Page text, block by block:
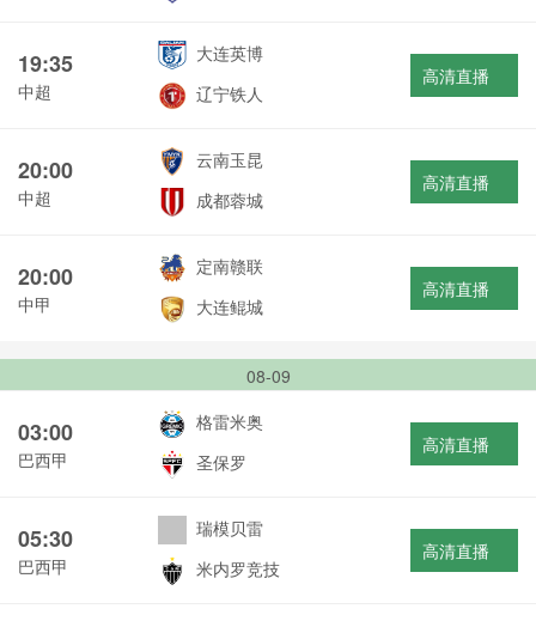
19:35
中超
大连英博
辽宁铁人
高清直播
20:00
中超
云南玉昆
成都蓉城
高清直播
20:00
中甲
定南赣联
大连鲲城
高清直播
08-09
03:00
巴西甲
格雷米奥
圣保罗
高清直播
05:30
巴西甲
瑞模贝雷
米内罗竞技
高清直播